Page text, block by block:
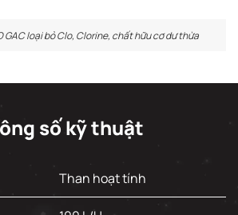
GAC loại bỏ Clo, Clorine, chất hữu cơ dư thừa
số kỹ thuật
Than hoạt tính